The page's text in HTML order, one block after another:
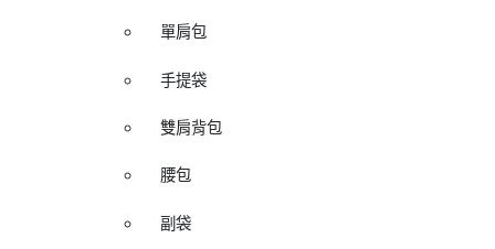
單肩包
手提袋
雙肩背包
腰包
副袋